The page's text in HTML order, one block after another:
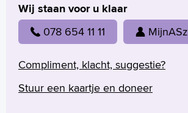
Wij staan voor u klaar
078 654 11 11 MijnASz
Compliment, klacht, suggestie?
Stuur een kaartje en doneer